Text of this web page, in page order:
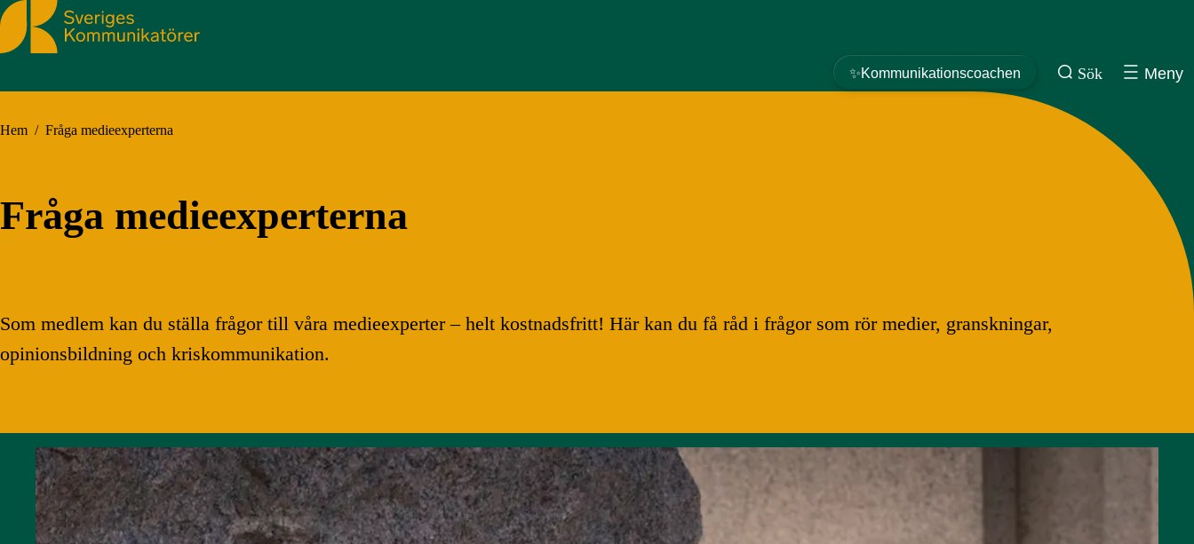
Sveriges Kommunikatörer
✨Kommunikationscoachen Sök Meny
Hem / Fråga medieexperterna
Fråga medieexperterna
Som medlem kan du ställa frågor till våra medieexperter – helt kostnadsfritt! Här kan du få råd i frågor som rör medier, granskningar,
opinionsbildning och kriskommunikation.